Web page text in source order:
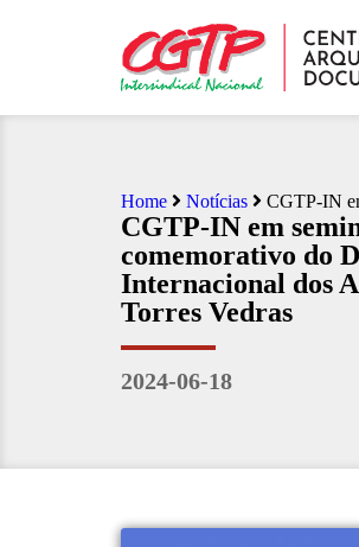
Home Notícias CGTP-IN
CGTP-IN em
comemorativo do
Internacional dos
Torres Vedras
2024-06-18